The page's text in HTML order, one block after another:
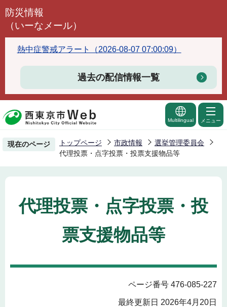
こ
頭
で
防災情報
（いーなメール）
熱中症警戒アラート（2026-08-07 07:00:09）
過去の配信情報一覧
Multilingual メニュー
現在のページ トップページ 市政情報
選挙管理委員会
代理投票・点字投票・投票支援物品等
代理投票・点字投票・投
票支援物品等
ページ番号 476-085-227
最終更新日 2026年4月20日